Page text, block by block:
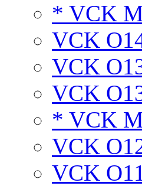
* VCK
VCK
VCK
VCK
* VCK
VCK
VCK